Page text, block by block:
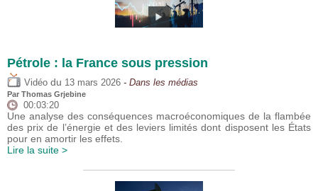
Pétrole : la France sous pression
Vidéo du 13 mars 2026 - Dans les médias
Par Thomas Grjebine
00:03:20
Une analyse des conséquences macroéconomiques de la flambée
des prix de l’énergie et des leviers limités dont disposent les États
pour en amortir les effets.
Lire la suite >